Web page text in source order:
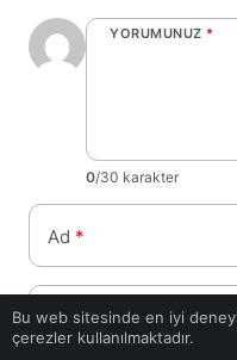
YORUMUNUZ *
0/30 karakter
Ad *
E-Posta*
Bu web sitesinde en iyi
çerezler kullanılmaktadır.